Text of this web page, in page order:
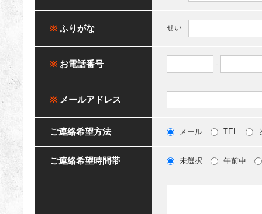
※ ふりがな せい
※ お電話番号 -
※ メールアドレス
ご連絡希望方法 メール TEL
ご連絡希望時間帯 未選択 午前中